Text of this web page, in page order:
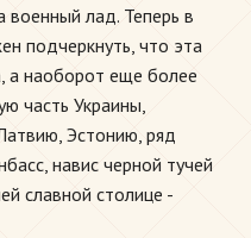
военный лад. Теперь в
подчеркнуть, что эта
а наоборот еще более
часть Украины,
Эстонию, ряд
навис черной тучей
славной столице -